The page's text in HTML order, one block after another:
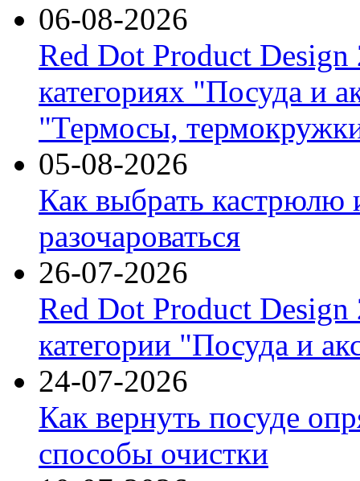
06-08-2026
Red Dot Product Design
категориях "Посуда и
"Термосы,
05-08-2026
Как выбрать кастрюлю
разочароваться
26-07-2026
Red Dot Product Design
категории "Посуда и
24-07-2026
Как вернуть посуде
способы очистки